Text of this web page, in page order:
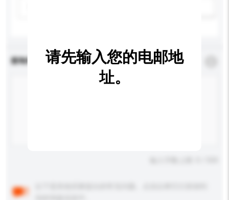
查询内容 *必须填写
请先输入您的电邮地
址。